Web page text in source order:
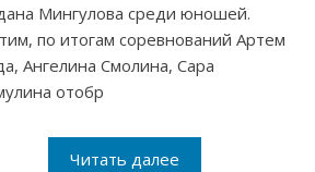
Мингулова среди юношей.
по итогам соревнований Артем
Ангелина Смолина, Сара
отобр
Читать далее